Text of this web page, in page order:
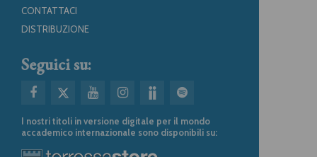
CONTATTACI
DISTRIBUZIONE
Seguici su:
I nostri titoli in versione digitale per il mondo
accademico internazionale sono disponibili su: